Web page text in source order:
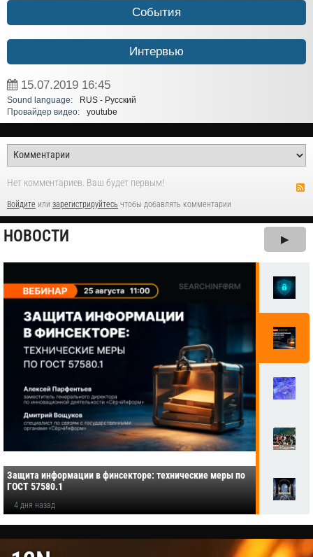
События
Интервью
15.07.2019 16:45
Sound language:
RUS - Русский
Провайдер видео:
youtube
Нет комментариев. Ваш будет первым!
Войдите или зарегистрируйтесь чтобы добавлять комментарии
НОВОСТИ ▶
Защита информации в финсекторе: технические меры по
ГОСТ 57580.1
4 дня назад